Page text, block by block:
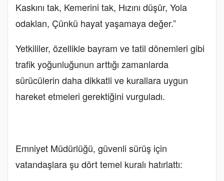
Kaskını tak, Kemerini tak, Hızını düşür, Yola
odaklan, Çünkü hayat yaşamaya değer.”
Yetkililer, özellikle bayram ve tatil dönemleri gibi
trafik yoğunluğunun arttığı zamanlarda
sürücülerin daha dikkatli ve kurallara uygun
hareket etmeleri gerektiğini vurguladı.
Emniyet Müdürlüğü, güvenli sürüş için
vatandaşlara şu dört temel kuralı hatırlattı: